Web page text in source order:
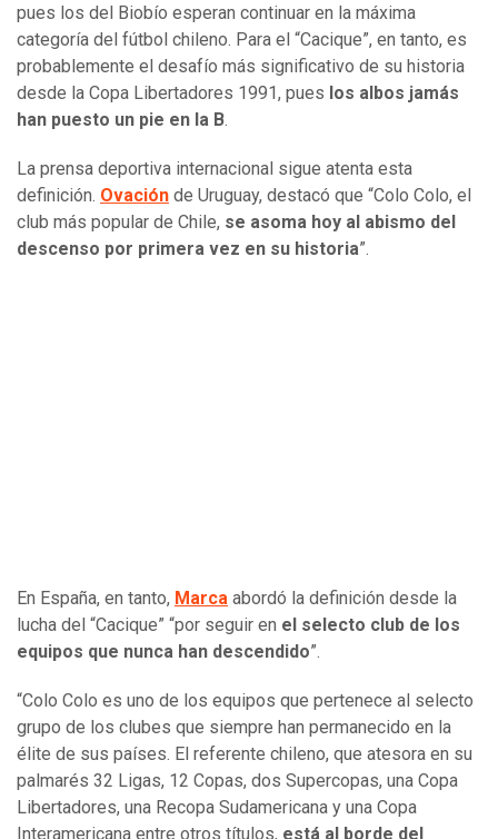
pues los del Biobío esperan continuar en la máxima
categoría del fútbol chileno. Para el “Cacique”, en tanto, es
probablemente el desafío más significativo de su historia
desde la Copa Libertadores 1991, pues los albos jamás
han puesto un pie en la B.
La prensa deportiva internacional sigue atenta esta
definición. Ovación de Uruguay, destacó que “Colo Colo, el
club más popular de Chile, se asoma hoy al abismo del
descenso por primera vez en su historia”.
En España, en tanto, Marca abordó la definición desde la
lucha del “Cacique” “por seguir en el selecto club de los
equipos que nunca han descendido”.
“Colo Colo es uno de los equipos que pertenece al selecto
grupo de los clubes que siempre han permanecido en la
élite de sus países. El referente chileno, que atesora en su
palmarés 32 Ligas, 12 Copas, dos Supercopas, una Copa
Libertadores, una Recopa Sudamericana y una Copa
Interamericana entre otros títulos, está al borde del